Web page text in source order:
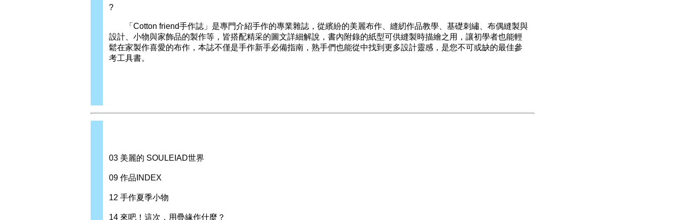
?
「Cotton friend手作誌」是專門介紹手作的專業雜誌，從繽紛的美麗布作、縫紉作品教學、基礎刺繡、布偶縫製與
設計、小物與家飾品的製作等，皆搭配精采的圖文詳細解說，書內附錄的紙型可供縫製時描繪之用，讓初學者也能輕
鬆在家製作喜愛的布作，本誌不僅是手作新手必備指南，熟手們也能從中找到更多設計靈感，是您不可或缺的最佳參
考工具書。
03 美麗的 SOULEIAD世界
09 作品INDEX
12 手作夏季小物
14 來吧！這次，用疊緣作什麼？